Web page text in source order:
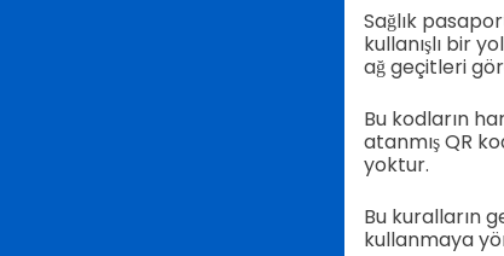
Sağlık
kullanışlı bir
ağ geçitleri
Bu kodların
atanmış QR
yoktur.
Bu kuralların
kullanmaya